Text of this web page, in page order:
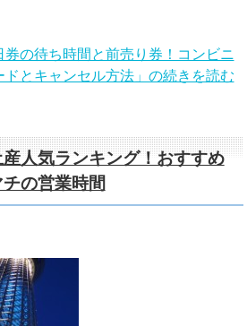
券の待ち時間と前売り券！コンビニ
ドとキャンセル方法」の続きを読む
人気ランキング！おすすめ
の営業時間